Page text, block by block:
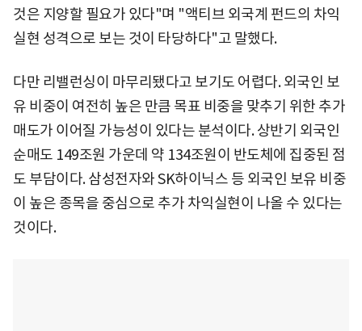
것은 지양할 필요가 있다"며 "액티브 외국계 펀드의 차익
실현 성격으로 보는 것이 타당하다"고 말했다.
다만 리밸런싱이 마무리됐다고 보기도 어렵다. 외국인 보
유 비중이 여전히 높은 만큼 목표 비중을 맞추기 위한 추가
매도가 이어질 가능성이 있다는 분석이다. 상반기 외국인
순매도 149조원 가운데 약 134조원이 반도체에 집중된 점
도 부담이다. 삼성전자와 SK하이닉스 등 외국인 보유 비중
이 높은 종목을 중심으로 추가 차익실현이 나올 수 있다는
것이다.